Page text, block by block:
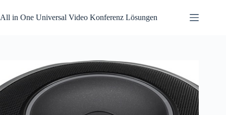
Inhalt
springen
All in One Universal Video Konferenz Lösungen